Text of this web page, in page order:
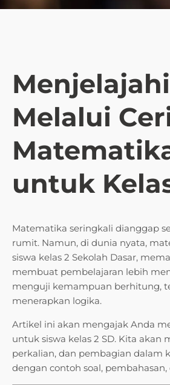
Melalui
untuk
Matematika seringkali dianggap
rumit. Namun, di dunia nyata,
siswa kelas 2 Sekolah Dasar,
membuat pembelajaran lebih
menguji kemampuan berhitung,
menerapkan logika.
Artikel ini akan mengajak Anda
untuk siswa kelas 2 SD. Kita
perkalian, dan pembagian dalam
dengan contoh soal,